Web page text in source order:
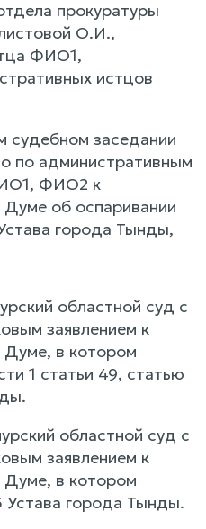
прокуратуры
О.И.,
ФИО1,
истцов
судебном заседании
по административным
ФИО2 к
об оспаривании
города Тынды,
областной суд с
заявлением к
Думе, в котором
1 статьи 49, статью
областной суд с
заявлением к
Думе, в котором
Устава города Тынды.